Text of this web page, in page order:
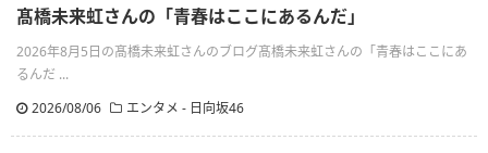
髙橋未来虹さんの「青春はここにあるんだ」
2026年8月5日の髙橋未来虹さんのブログ髙橋未来虹さんの「青春はここにあ
るんだ ...
2026/08/06
エンタメ - 日向坂46